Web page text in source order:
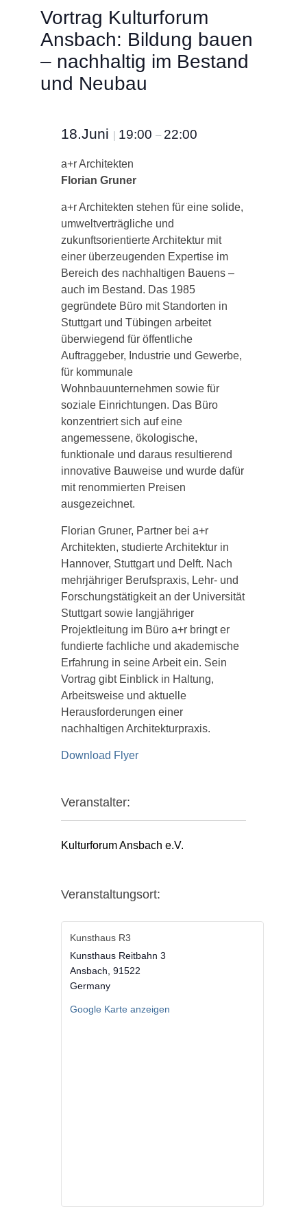
Vortrag Kulturforum
Ansbach: Bildung bauen
– nachhaltig im Bestand
und Neubau
18.Juni | 19:00 – 22:00
a+r Architekten
Florian Gruner
a+r Architekten stehen für eine solide,
umweltverträgliche und
zukunftsorientierte Architektur mit
einer überzeugenden Expertise im
Bereich des nachhaltigen Bauens –
auch im Bestand. Das 1985
gegründete Büro mit Standorten in
Stuttgart und Tübingen arbeitet
überwiegend für öffentliche
Auftraggeber, Industrie und Gewerbe,
für kommunale
Wohnbauunternehmen sowie für
soziale Einrichtungen. Das Büro
konzentriert sich auf eine
angemessene, ökologische,
funktionale und daraus resultierend
innovative Bauweise und wurde dafür
mit renommierten Preisen
ausgezeichnet.
Florian Gruner, Partner bei a+r
Architekten, studierte Architektur in
Hannover, Stuttgart und Delft. Nach
mehrjähriger Berufspraxis, Lehr- und
Forschungstätigkeit an der Universität
Stuttgart sowie langjähriger
Projektleitung im Büro a+r bringt er
fundierte fachliche und akademische
Erfahrung in seine Arbeit ein. Sein
Vortrag gibt Einblick in Haltung,
Arbeitsweise und aktuelle
Herausforderungen einer
nachhaltigen Architekturpraxis.
Download Flyer
Veranstalter:
Kulturforum Ansbach e.V.
Veranstaltungsort:
Kunsthaus R3
Kunsthaus Reitbahn 3
Ansbach, 91522
Germany
Google Karte anzeigen